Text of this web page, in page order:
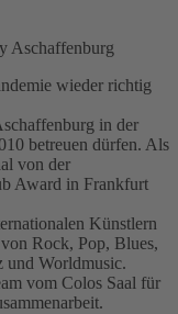
wieder richtig
in der
betreuen dürfen. Als
von der
Award in Frankfurt
Künstlern
Rock, Pop, Blues,
und Worldmusic.
vom Colos Saal für